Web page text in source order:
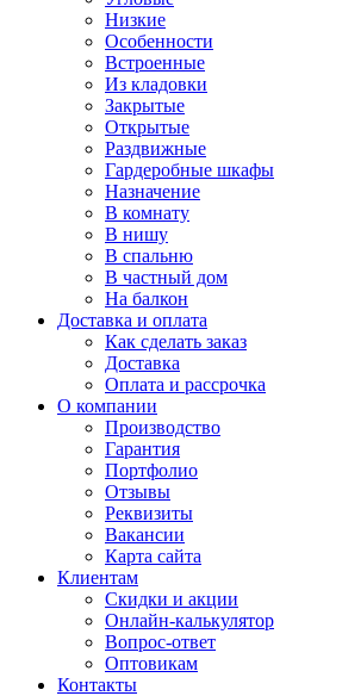
Низкие
Особенности
Встроенные
Из кладовки
Закрытые
Открытые
Раздвижные
Гардеробные шкафы
Назначение
В комнату
В нишу
В спальню
В частный дом
На балкон
Доставка и оплата
Как сделать заказ
Доставка
Оплата и рассрочка
О компании
Производство
Гарантия
Портфолио
Отзывы
Реквизиты
Вакансии
Карта сайта
Клиентам
Скидки и акции
Онлайн-калькулятор
Вопрос-ответ
Оптовикам
Контакты